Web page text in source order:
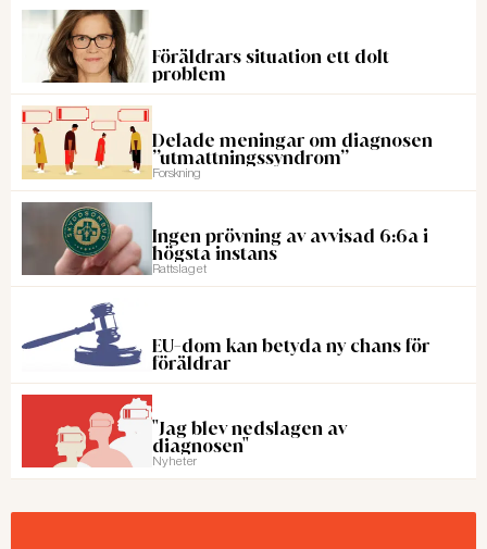
Föräldrars situation ett dolt
problem
Delade meningar om diagnosen
”utmattningssyndrom”
Forskning
Ingen prövning av avvisad 6:6a i
högsta instans
Rattslaget
EU-dom kan betyda ny chans för
föräldrar
"Jag blev nedslagen av
diagnosen"
Nyheter